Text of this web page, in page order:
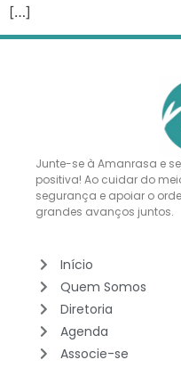
[…]
Junte-se à Amanrasa e
positiva! Ao cuidar do
segurança e apoiar o
grandes avanços juntos.
Início
Quem Somos
Diretoria
Agenda
Associe-se